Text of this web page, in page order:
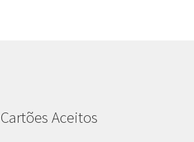
Cartões Aceitos